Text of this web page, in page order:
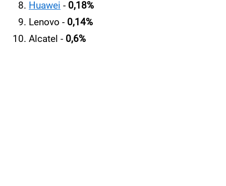
Huawei - 0,18%
Lenovo - 0,14%
Alcatel - 0,6%